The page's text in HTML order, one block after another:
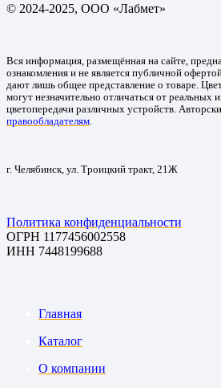
© 2024-2025, ООО «Лабмет»
Вся информация, размещённая на сайте,
ознакомления и не является публичной
дают лишь общее представление о товаре.
могут незначительно отличаться от реальных
цветопередачи различных устройств.
правообладателям
г. Челябинск, ул. Троицкий тракт, 21Ж
Политика конфиденциальности
ОГРН 1177456002558
ИНН 7448199688
Главная
Каталог
О компании